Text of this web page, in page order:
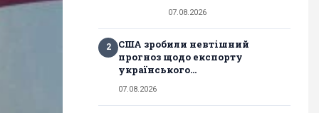
07.08.2026
2
США зробили невтішний
прогноз щодо експорту
українського...
07.08.2026